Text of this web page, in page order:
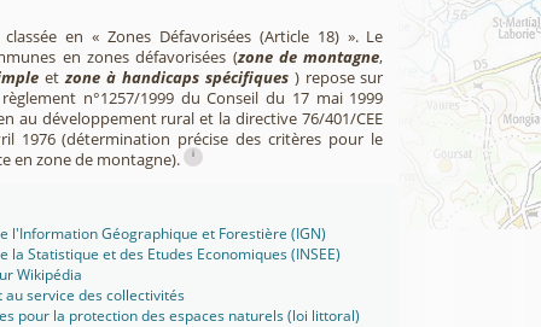
classée en « Zones Défavorisées (Article 18) ». Le
en zones défavorisées (zone de montagne,
etzone à handicaps spécifiques) repose sur
n°1257/1999 du Conseil du 17 mai 1999
au développement rural et la directive 76/401/CEE
1976 (détermination précise des critères pour le
en zone de montagne).
i
l'Information Géographique et Forestière (IGN)
la Statistique et des Etudes Economiques (INSEE)
Wikipédia
au service des collectivités
pour la protection des espaces naturels (loi littoral)